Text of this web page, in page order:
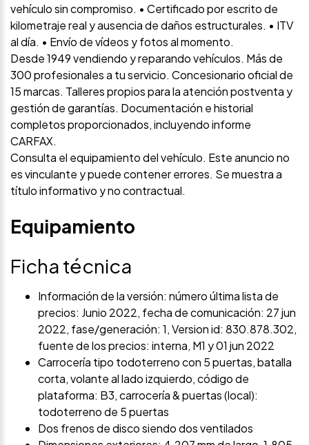
vehículo sin compromiso. • Certificado por escrito de
kilometraje real y ausencia de daños estructurales. • ITV
al día. • Envío de vídeos y fotos al momento.
Desde 1949 vendiendo y reparando vehículos. Más de
300 profesionales a tu servicio. Concesionario oficial de
15 marcas. Talleres propios para la atención postventa y
gestión de garantías. Documentación e historial
completos proporcionados, incluyendo informe
CARFAX.
Consulta el equipamiento del vehículo. Este anuncio no
es vinculante y puede contener errores. Se muestra a
título informativo y no contractual.
Equipamiento
Ficha técnica
Información de la versión: número última lista de
precios: Junio 2022, fecha de comunicación: 27 jun
2022, fase/generación: 1, Version id: 830.878.302,
fuente de los precios: interna, M1 y 01 jun 2022
Carrocería tipo todoterreno con 5 puertas, batalla
corta, volante al lado izquierdo, código de
plataforma: B3, carrocería & puertas (local):
todoterreno de 5 puertas
Dos frenos de disco siendo dos ventilados